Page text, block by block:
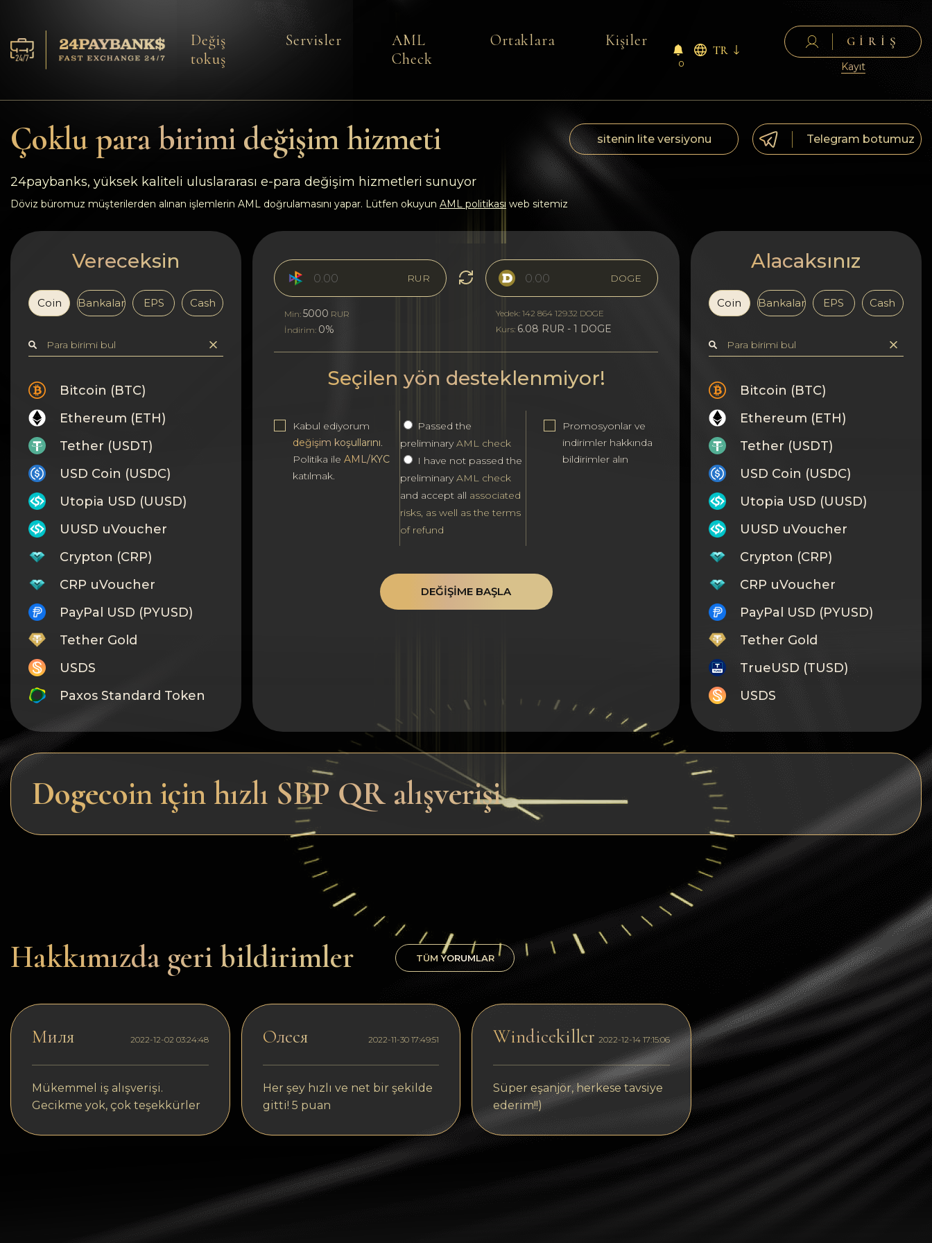
Rezervler
Ortaklara
Geri bildirimler
Kurallar
AML/CFT
Gizlilik
Kişiler
Wiki
FAQ
İtibar
Site Haritası
Değiş
tokuş
Servisler
AML
Check
Ortaklara Kişiler
0
TR
GIRIŞ
Kayıt
Çoklu para birimi değişim hizmeti sitenin lite versiyonu Telegram botumuz
24paybanks, yüksek kaliteli uluslararası e-para değişim hizmetleri sunuyor
Döviz büromuz müşterilerden alınan işlemlerin AML doğrulamasını yapar. Lütfen okuyun AML politikası web sitemiz
Vereceksin
Coin Bankalar EPS Cash
Bitcoin (BTC)
Ethereum (ETH)
Tether (USDT)
USD Coin (USDC)
Utopia USD (UUSD)
UUSD uVoucher
Crypton (CRP)
CRP uVoucher
PayPal USD (PYUSD)
Tether Gold
USDS
Paxos Standard Token
Tron
GRAM
Notcoin (NOT)
Dogecoin
Solana
Cardano (ADA)
Bitcoin Cash
Bitcoin SV (BSV)
RUR
Min:5000 RUR
İndirim: 0%
DOGE
Yedek: 142 864 129.32 DOGE
Kurs: 6.08 RUR - 1 DOGE
Seçilen yön desteklenmiyor!
Kabul ediyorum
değişim koşullarını.
Politika ileAML/KYC
katılmak.
Passed the
preliminaryAML check
I have not passed the
preliminaryAML check
and accept all associated
risks, as well as the terms
of refund
Promosyonlar ve
indirimler hakkında
bildirimler alın
DEĞIŞIME BAŞLA
Alacaksınız
Coin Bankalar EPS Cash
Bitcoin (BTC)
Ethereum (ETH)
Tether (USDT)
USD Coin (USDC)
Utopia USD (UUSD)
UUSD uVoucher
Crypton (CRP)
CRP uVoucher
PayPal USD (PYUSD)
Tether Gold
TrueUSD (TUSD)
USDS
Tron
Notcoin (NOT)
BNB BEP20
Stellar
Solana
Polygon (POL)
Ethereum classic (ETC)
Cardano (ADA)
Bitcoin Cash
Bitcoin SV (BSV)
Arbitrum
Optimism (OP)
Dogecoin için hızlı SBP QR alışverişi
Hakkımızda geri bildirimler TÜM YORUMLAR
Миля 2022-12-02 03:24:48
Mükemmel iş alışverişi.
Gecikme yok, çok teşekkürler
Олеся 2022-11-30 17:49:51
Her şey hızlı ve net bir şekilde
gitti! 5 puan
Windicekiller 2022-12-14 17:15:06
Süper eşanjör, herkese tavsiye
ederim!!)